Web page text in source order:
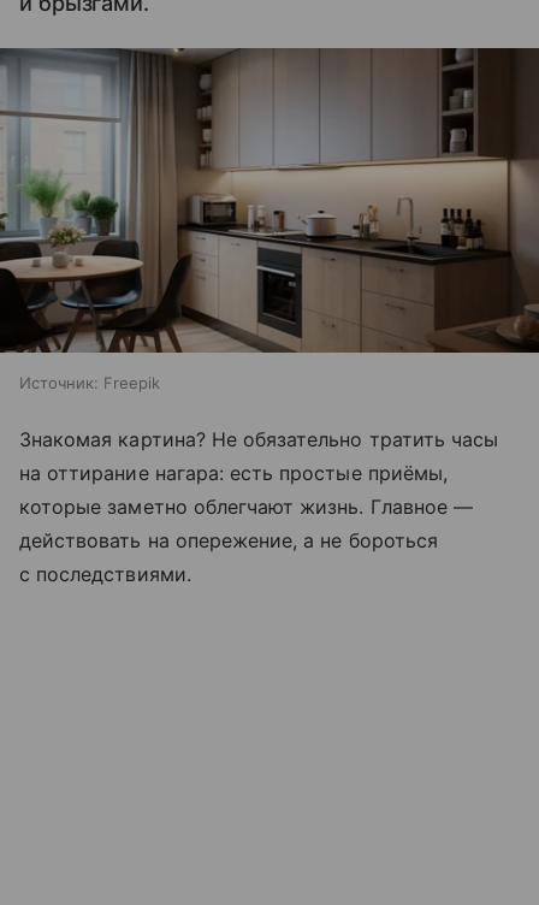
Источник: Freepik
Знакомая картина? Не обязательно тратить часы
на оттирание нагара: есть простые приёмы,
которые заметно облегчают жизнь. Главное —
действовать на опережение, а не бороться
с последствиями.